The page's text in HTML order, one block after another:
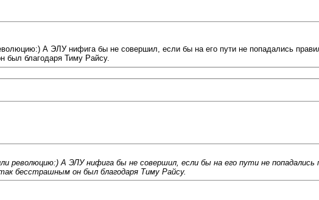
А ЭЛУ нифига бы не совершил, если бы на его пути не попадались
был благодаря Тиму Райсу.
революцию:) А ЭЛУ нифига бы не совершил, если бы на его пути не
бесстрашным он был благодаря Тиму Райсу.